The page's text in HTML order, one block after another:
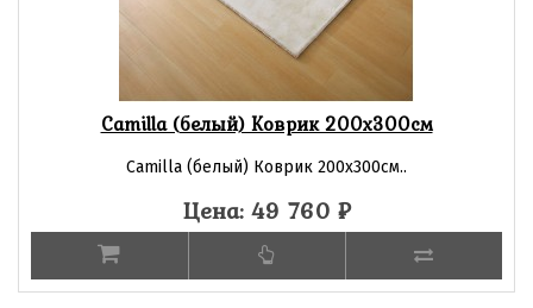
Camilla (белый) Коврик 200х300см
Camilla (белый) Коврик 200х300см..
Цена: 49 760 ₽